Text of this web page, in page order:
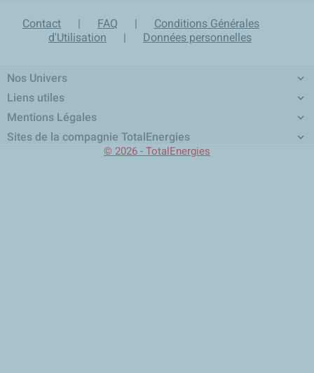
Contact | FAQ |
Conditions Générales
d'Utilisation
| Données personnelles
Nos Univers 
Liens utiles 
Mentions Légales 
Sites de la compagnie TotalEnergies

© 2026 - TotalEnergies